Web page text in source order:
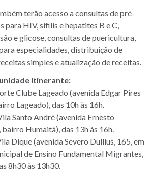
terão acesso a consultas de pré-
para HIV, sífilis e hepatites B e C,
e glicose, consultas de puericultura,
especialidades, distribuição de
simples e atualização de receitas.
itinerante:
Clube Lageado (avenida Edgar Pires
Lageado), das 10h às 16h.
Santo André (avenida Ernesto
Humaitá), das 13h às 16h.
Dique (avenida Severo Dullius, 165, em
de Ensino Fundamental Migrantes,
8h30 às 13h30.